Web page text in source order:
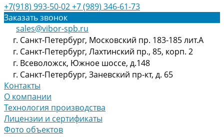
+7(918) 993-50-02+7 (989) 346-61-73
Заказать звонок
sales@vibor-spb.ru
г. Санкт-Петербург, Московский пр. 183-185 лит.А
г. Санкт-Петербург, Лахтинский пр., 85, корп. 2
г. Всеволожск, Южное шоссе, д.148
г. Санкт-Петербург, Заневский пр-кт, д. 65
Контакты
О компании
Технология производства
Лицензии и сертификаты
Фото объектов